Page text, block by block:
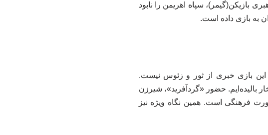
بازیکن(گیمر)، سپاه اهریمن را نابود
به بازی داده است.
این بازی خبری از ثور و زئوس نیست.
بالیده‌ایم. حضور «گردآفرید»، شیرزن
فرهنگی است. همین نگاه ویژه نیز